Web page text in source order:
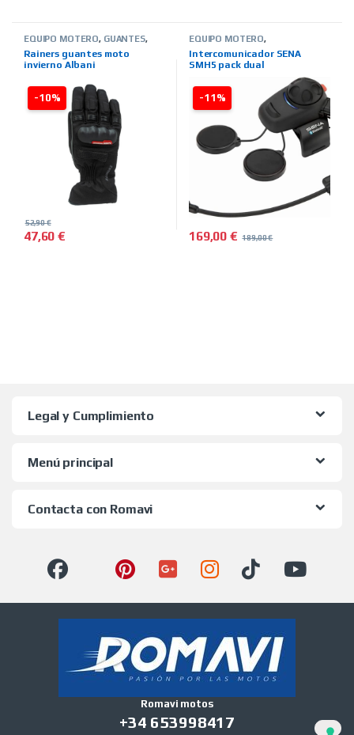
-10%
EQUIPO MOTERO, GUANTES,
LINE,MARCAS,RAINERS
Rainers guantes moto
invierno Albani
47,60€
52,90€
-11%
EQUIPO MOTERO,
ON LINE,MARCAS,SENA
Intercomunicador SENA
SMH5 pack dual
169,00€ 189,00€
Legal y Cumplimiento
Menú principal
Contacta con Romavi
Romavi motos
+34 653998417